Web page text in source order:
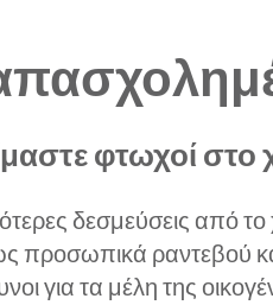
φτωχοί στο
δεσμεύσεις από το
προσωπικά ραντεβού
για τα μέλη της